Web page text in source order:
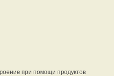
при помощи продуктов